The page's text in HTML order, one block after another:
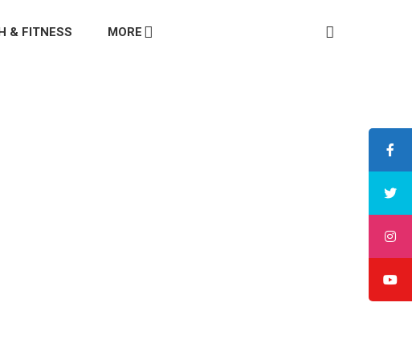
& FITNESS MORE